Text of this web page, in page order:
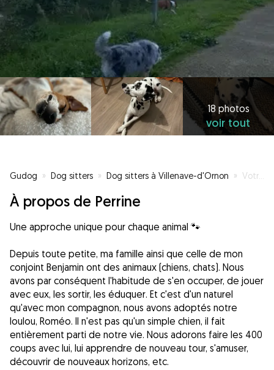
18 photos
voir tout
Gudog » Dog sitters » Dog sitters à Villenave-d'Ornon » Votre animal choyé, même en votre absence 🐾
À propos de Perrine
Une approche unique pour chaque animal 🐾
Depuis toute petite, ma famille ainsi que celle de mon
conjoint Benjamin ont des animaux (chiens, chats). Nous
avons par conséquent l'habitude de s'en occuper, de jouer
avec eux, les sortir, les éduquer. Et c'est d'un naturel
qu'avec mon compagnon, nous avons adoptés notre
loulou, Roméo. Il n'est pas qu'un simple chien, il fait
entièrement parti de notre vie. Nous adorons faire les 400
coups avec lui, lui apprendre de nouveau tour, s'amuser,
découvrir de nouveaux horizons, etc.